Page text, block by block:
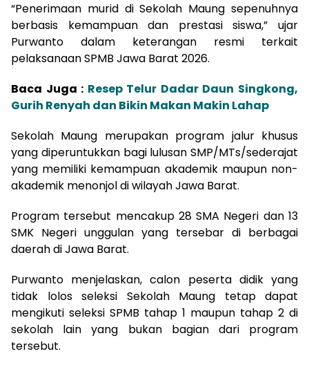
“Penerimaan murid di Sekolah Maung sepenuhnya
berbasis kemampuan dan prestasi siswa,” ujar
Purwanto dalam keterangan resmi terkait
pelaksanaan SPMB Jawa Barat 2026.
Baca Juga : Resep Telur Dadar Daun Singkong,
Gurih Renyah dan Bikin Makan Makin Lahap
Sekolah Maung merupakan program jalur khusus
yang diperuntukkan bagi lulusan SMP/MTs/sederajat
yang memiliki kemampuan akademik maupun non-
akademik menonjol di wilayah Jawa Barat.
Program tersebut mencakup 28 SMA Negeri dan 13
SMK Negeri unggulan yang tersebar di berbagai
daerah di Jawa Barat.
Purwanto menjelaskan, calon peserta didik yang
tidak lolos seleksi Sekolah Maung tetap dapat
mengikuti seleksi SPMB tahap 1 maupun tahap 2 di
sekolah lain yang bukan bagian dari program
tersebut.